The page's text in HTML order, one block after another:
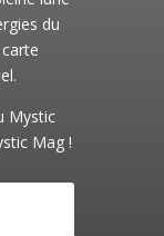
du
Mystic
Mag !